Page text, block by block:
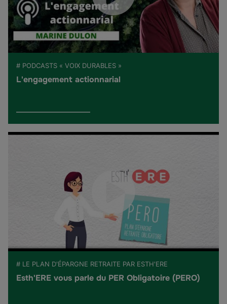
# PODCASTS « VOIX DURABLES »
L'engagement actionnarial
# LE PLAN D'ÉPARGNE RETRAITE PAR ESTH'ERE
Esth'ERE vous parle du PER Obligatoire (PERO)